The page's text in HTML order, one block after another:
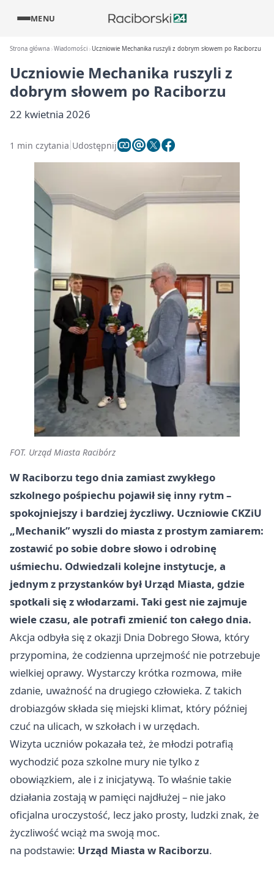
MENU
Strona główna Wiadomości Uczniowie Mechanika ruszyli z dobrym słowem po Raciborzu
Uczniowie Mechanika ruszyli z
dobrym słowem po Raciborzu
22 kwietnia 2026
1 min czytania Udostępnij
FOT. Urząd Miasta Racibórz
W Raciborzu tego dnia zamiast zwykłego
szkolnego pośpiechu pojawił się inny rytm –
spokojniejszy i bardziej życzliwy. Uczniowie CKZiU
„Mechanik” wyszli do miasta z prostym zamiarem:
zostawić po sobie dobre słowo i odrobinę
uśmiechu. Odwiedzali kolejne instytucje, a
jednym z przystanków był Urząd Miasta, gdzie
spotkali się z włodarzami. Taki gest nie zajmuje
wiele czasu, ale potrafi zmienić ton całego dnia.
Akcja odbyła się z okazji Dnia Dobrego Słowa, który
przypomina, że codzienna uprzejmość nie potrzebuje
wielkiej oprawy. Wystarczy krótka rozmowa, miłe
zdanie, uważność na drugiego człowieka. Z takich
drobiazgów składa się miejski klimat, który później
czuć na ulicach, w szkołach i w urzędach.
Wizyta uczniów pokazała też, że młodzi potrafią
wychodzić poza szkolne mury nie tylko z
obowiązkiem, ale i z inicjatywą. To właśnie takie
działania zostają w pamięci najdłużej – nie jako
oficjalna uroczystość, lecz jako prosty, ludzki znak, że
życzliwość wciąż ma swoją moc.
na podstawie: Urząd Miasta w Raciborzu.